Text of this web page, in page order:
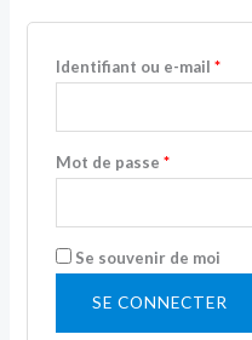
Identifiant ou e-mail*
Mot de passe*
Se souvenir de moi
SE CONNECTER